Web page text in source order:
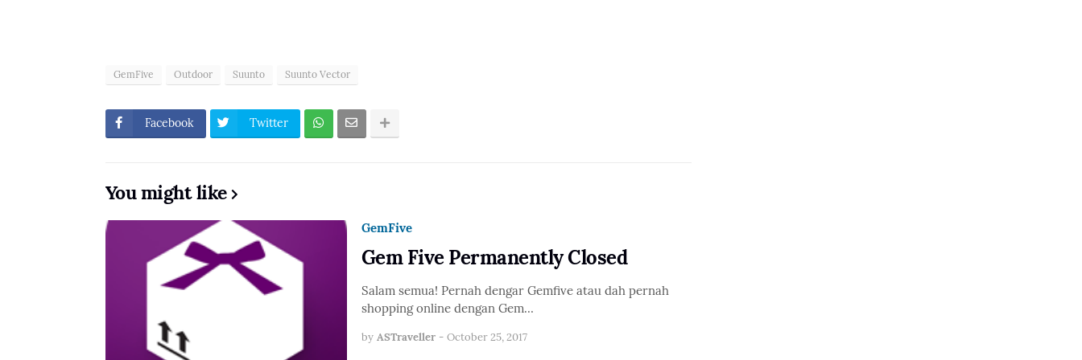
GemFive Outdoor Suunto Suunto Vector
Facebook Twitter
You might like
GemFive
Gem Five Permanently Closed
Salam semua! Pernah dengar Gemfive atau dah pernah
shopping online dengan Gem…
by ASTraveller - October 25, 2017